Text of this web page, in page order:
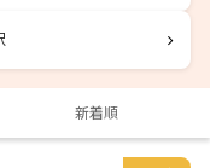
新着順